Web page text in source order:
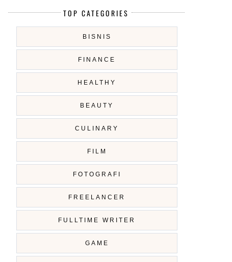
TOP CATEGORIES
BISNIS
FINANCE
HEALTHY
BEAUTY
CULINARY
FILM
FOTOGRAFI
FREELANCER
FULLTIME WRITER
GAME